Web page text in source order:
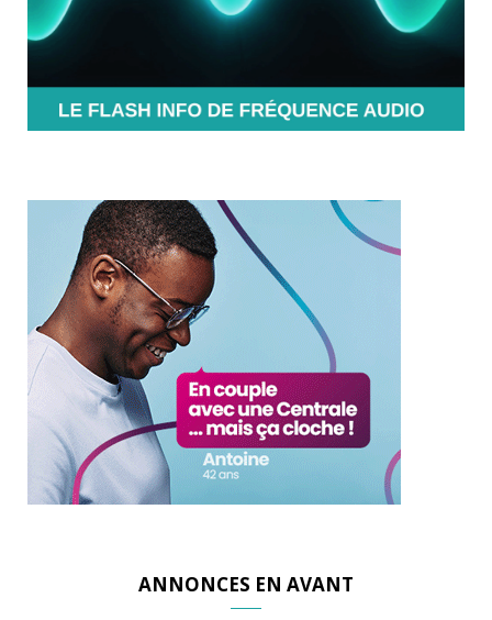
ANNONCES EN AVANT